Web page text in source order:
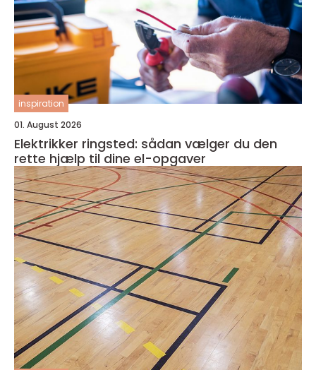
inspiration
01. August 2026
Elektrikker ringsted: sådan vælger du den
rette hjælp til dine el-opgaver